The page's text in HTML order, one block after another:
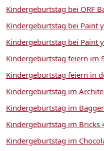
Kindergeburtstag bei ORF
Kindergeburtstag bei Paint
Kindergeburtstag bei Paint
Kindergeburtstag feiern im
Kindergeburtstag feiern in
Kindergeburtstag im
Kindergeburtstag im
Kindergeburtstag im Bricks
Kindergeburtstag im